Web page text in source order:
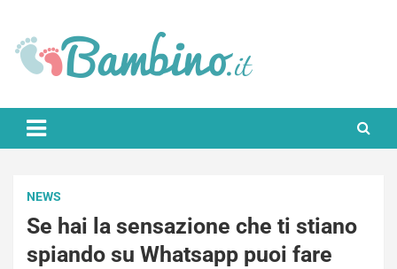
content
Bambino.it
NEWS
Se hai la sensazione che ti stiano
spiando su Whatsapp puoi fare